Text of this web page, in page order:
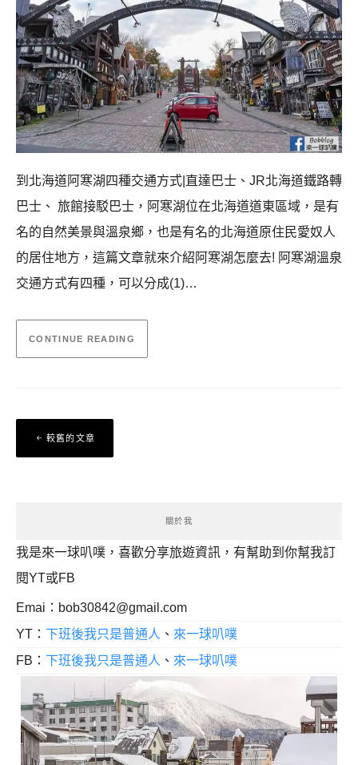
到北海道阿寒湖四種交通方式|直達巴士、JR北海道鐵路轉
巴士、 旅館接駁巴士，阿寒湖位在北海道道東區域，是有
名的自然美景與溫泉鄉，也是有名的北海道原住民愛奴人
的居住地方，這篇文章就來介紹阿寒湖怎麼去! 阿寒湖溫泉
交通方式有四種，可以分成(1)…
CONTINUE READING
文
章
較舊的文章
關於我
我是來一球叭噗，喜歡分享旅遊資訊，有幫助到你幫我訂
閱YT或FB
Emai： bob30842@gmail.com
YT： 下班後我只是普通人 、 來一球叭噗
FB： 下班後我只是普通人 、 來一球叭噗